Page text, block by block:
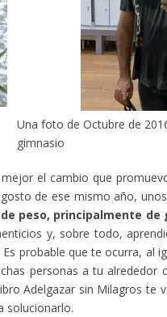
Una foto de Octubre de
gimnasio
el cambio que
de ese mismo año,
peso, principalmente
y, sobre todo,
probable que te ocurra, al
personas a tu alrededor
Adelgazar sin Milagros te
solucionarlo.